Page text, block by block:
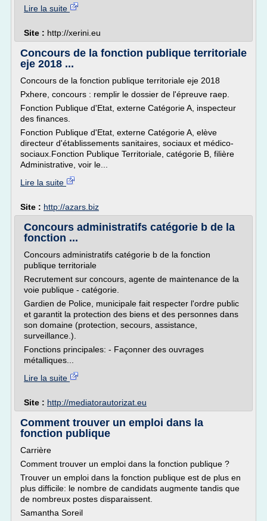
Lire la suite
Site : http://xerini.eu
Concours de la fonction publique territoriale
eje 2018 ...
Concours de la fonction publique territoriale eje 2018
Pxhere, concours : remplir le dossier de l'épreuve raep.
Fonction Publique d'Etat, externe Catégorie A, inspecteur
des finances.
Fonction Publique d'Etat, externe Catégorie A, elève
directeur d'établissements sanitaires, sociaux et médico-
sociaux.Fonction Publique Territoriale, catégorie B, filière
Administrative, voir le...
Lire la suite
Site : http://azars.biz
Concours administratifs catégorie b de la
fonction ...
Concours administratifs catégorie b de la fonction
publique territoriale
Recrutement sur concours, agente de maintenance de la
voie publique - catégorie.
Gardien de Police, municipale fait respecter l'ordre public
et garantit la protection des biens et des personnes dans
son domaine (protection, secours, assistance,
surveillance.).
Fonctions principales: - Façonner des ouvrages
métalliques...
Lire la suite
Site : http://mediatorautorizat.eu
Comment trouver un emploi dans la
fonction publique
Carrière
Comment trouver un emploi dans la fonction publique ?
Trouver un emploi dans la fonction publique est de plus en
plus difficile: le nombre de candidats augmente tandis que
de nombreux postes disparaissent.
Samantha Soreil